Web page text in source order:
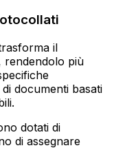
il
rendendolo più
documenti basati
dotati di
di assegnare